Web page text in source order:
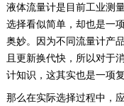
液体流量计是目前工业测
选择看似简单，却也是一
奥妙。因为不同流量计产
且更新换代快，所以对于
计知识，这其实也是一项
那么在实际选择过程中，